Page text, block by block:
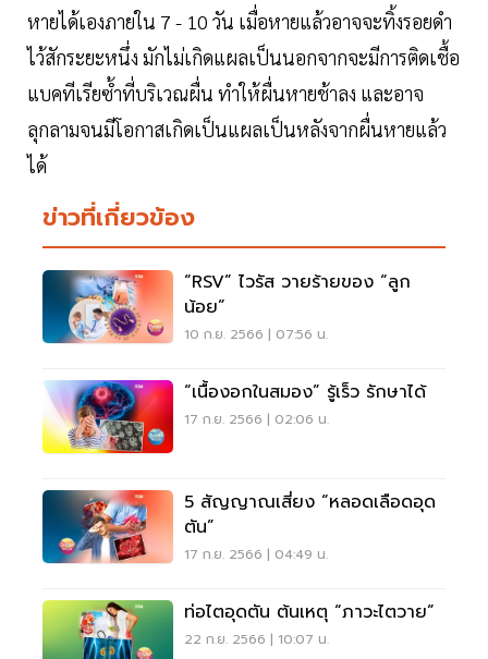
หายได้เองภายใน 7 - 10 วัน เมื่อหายแล้วอาจจะทิ้งรอยดำ
ไว้สักระยะหนึ่ง มักไม่เกิดแผลเป็นนอกจากจะมีการติดเชื้อ
แบคทีเรียซ้ำที่บริเวณผื่น ทำให้ผื่นหายช้าลง และอาจ
ลุกลามจนมีโอกาสเกิดเป็นแผลเป็นหลังจากผื่นหายแล้ว
ได้
ข่าวที่เกี่ยวข้อง
“RSV” ไวรัส วายร้ายของ “ลูก
น้อย”
10 ก.ย. 2566 | 07:56 น.
“เนื้องอกในสมอง” รู้เร็ว รักษาได้
17 ก.ย. 2566 | 02:06 น.
5 สัญญาณเสี่ยง “หลอดเลือดอุด
ตัน”
17 ก.ย. 2566 | 04:49 น.
ท่อไตอุดตัน ต้นเหตุ “ภาวะไตวาย”
22 ก.ย. 2566 | 10:07 น.